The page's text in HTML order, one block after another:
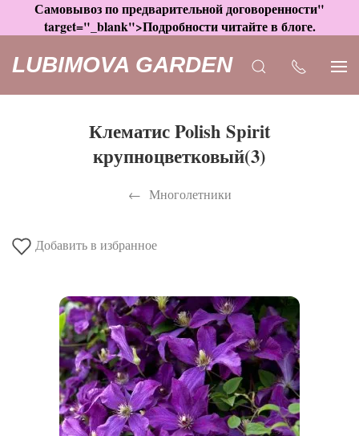
Самовывоз по предварительной договоренности"
target="_blank">Подробности читайте в блоге.
LUBIMOVA GARDEN
Клематис Polish Spirit
крупноцветковый(3)
Многолетники
Добавить в избранное